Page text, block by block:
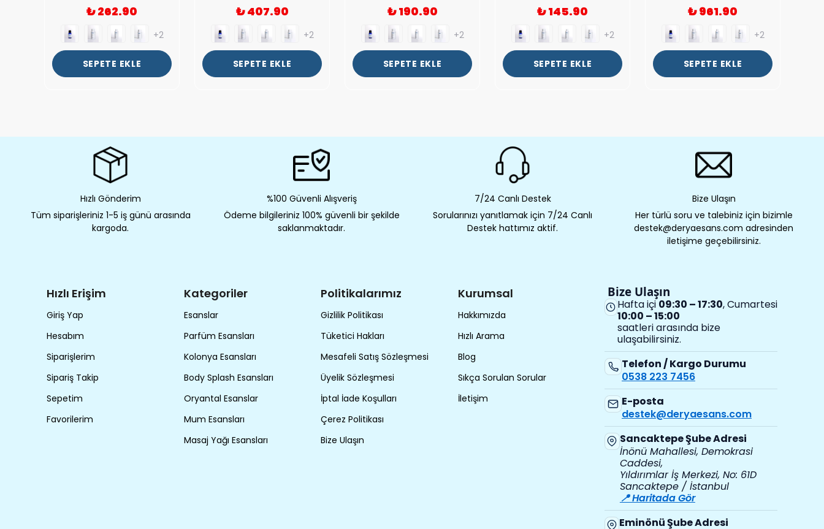
₺ 262.90
+2
SEPETE EKLE
₺ 407.90
+2
SEPETE EKLE
₺ 190.90
+2
SEPETE EKLE
₺ 145.90
+2
SEPETE EKLE
₺ 961.90
+2
SEPETE EKLE
Hızlı Gönderim
Tüm siparişleriniz 1-5 iş günü arasında
kargoda.
%100 Güvenli Alışveriş
Ödeme bilgileriniz 100% güvenli bir şekilde
saklanmaktadır.
7/24 Canlı Destek
Sorularınızı yanıtlamak için 7/24 Canlı
Destek hattımız aktif.
Bize Ulaşın
Her türlü soru ve talebiniz için bizimle
destek@deryaesans.com adresinden
iletişime geçebilirsiniz.
Hızlı Erişim
Giriş Yap
Hesabım
Siparişlerim
Sipariş Takip
Sepetim
Favorilerim
Kategoriler
Esanslar
Parfüm Esansları
Kolonya Esansları
Body Splash Esansları
Oryantal Esanslar
Mum Esansları
Masaj Yağı Esansları
Politikalarımız
Gizlilik Politikası
Tüketici Hakları
Mesafeli Satış Sözleşmesi
Üyelik Sözleşmesi
İptal İade Koşulları
Çerez Politikası
Bize Ulaşın
Kurumsal
Hakkımızda
Hızlı Arama
Blog
Sıkça Sorulan Sorular
İletişim
Bize Ulaşın
Hafta içi 09:30 – 17:30, Cumartesi
10:00 – 15:00
saatleri arasında bize
ulaşabilirsiniz.
Telefon / Kargo Durumu
0538 223 7456
E-posta
destek@deryaesans.com
Sancaktepe Şube Adresi
İnönü Mahallesi, Demokrasi
Caddesi,
Yıldırımlar İş Merkezi, No: 61D
Sancaktepe / İstanbul
📍 Haritada Gör
Eminönü Şube Adresi